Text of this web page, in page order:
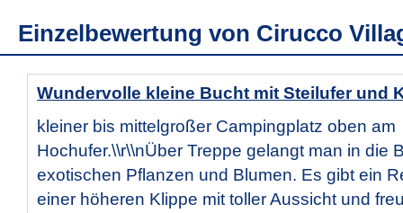
Einzelbewertung von Cirucco
Wundervolle kleine Bucht mit Steilufer und
kleiner bis mittelgroßer Campingplatz oben am
Hochufer.\\r\\nÜber Treppe gelangt man in die
exotischen Pflanzen und Blumen. Es gibt ein
einer höheren Klippe mit toller Aussicht und